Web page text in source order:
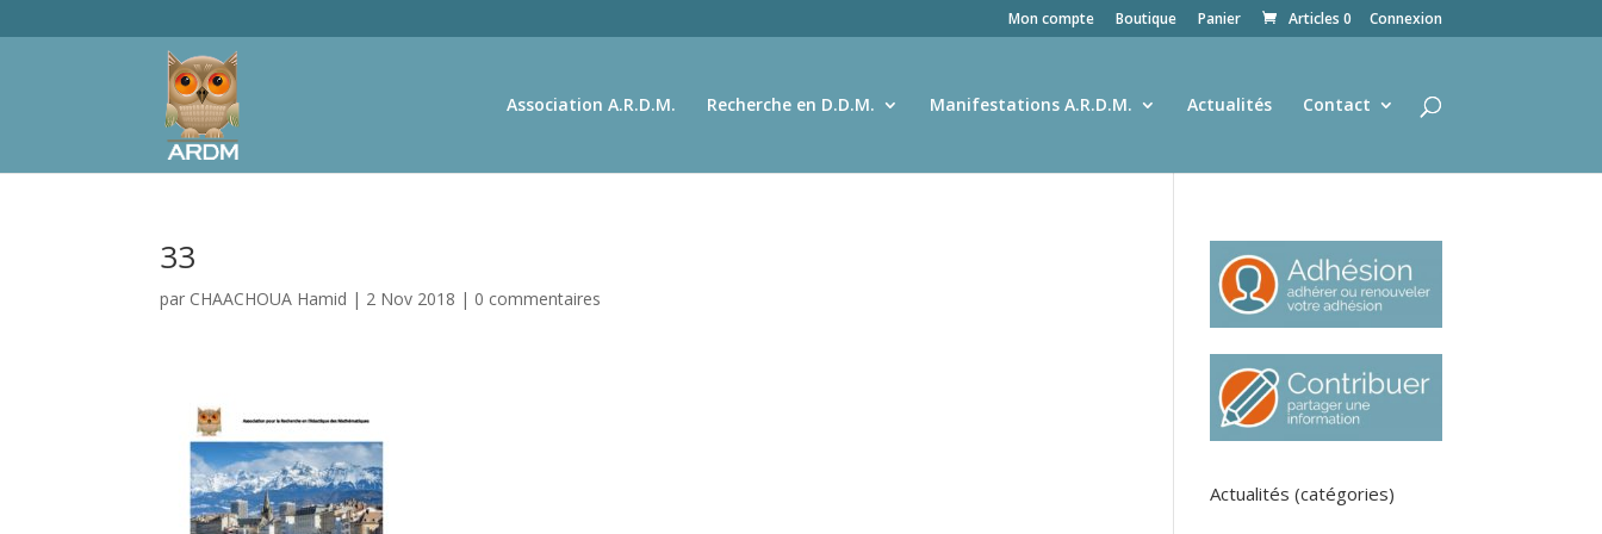
Connexion
Mon compte Boutique Panier Articles 0
Association A.R.D.M. Recherche en D.D.M. Manifestations A.R.D.M. Actualités Contact
33
par CHAACHOUA Hamid | 2 Nov 2018 | 0 commentaires
Actualités (catégories)